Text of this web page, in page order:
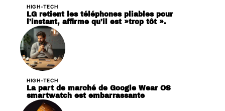
HIGH-TECH
LG retient les téléphones pliables pour
l’instant, affirme qu’il est »trop tôt ».
HIGH-TECH
La part de marché de Google Wear OS
smartwatch est embarrassante